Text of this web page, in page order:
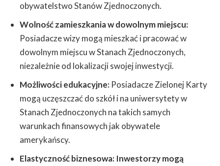
obywatelstwo Stanów Zjednoczonych.
Wolność zamieszkania w dowolnym miejscu:
Posiadacze wizy mogą mieszkać i pracować w
dowolnym miejscu w Stanach Zjednoczonych,
niezależnie od lokalizacji swojej inwestycji.
Możliwości edukacyjne: Posiadacze Zielonej Karty
mogą uczęszczać do szkół i na uniwersytety w
Stanach Zjednoczonych na takich samych
warunkach finansowych jak obywatele
amerykańscy.
Elastyczność biznesowa: Inwestorzy mogą